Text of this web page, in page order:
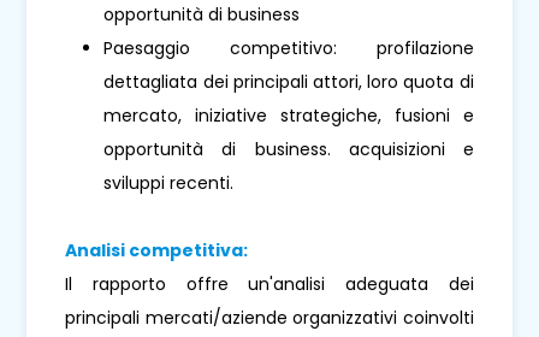
opportunità di business
Paesaggio competitivo: profilazione
dettagliata dei principali attori, loro quota di
mercato, iniziative strategiche, fusioni e
opportunità di business. acquisizioni e
sviluppi recenti.
Analisi competitiva:
Il rapporto offre un'analisi adeguata dei
principali mercati/aziende organizzativi coinvolti